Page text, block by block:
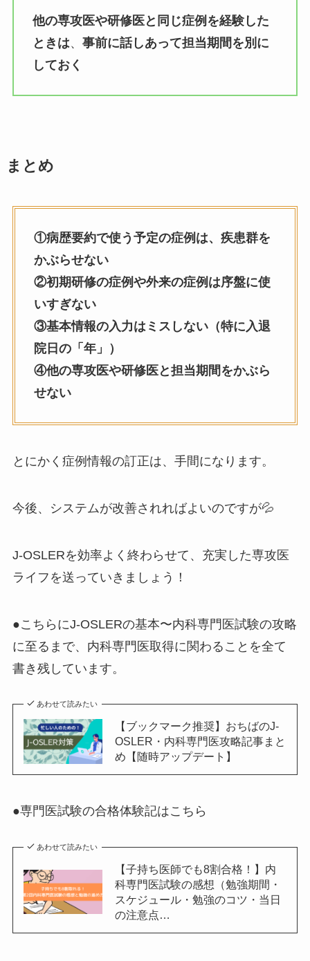
他の専攻医や研修医と同じ症例を経験した
ときは、 事前に話しあって担当期間を別に
しておく
まとめ
①病歴要約で使う予定の症例は、疾患群を
かぶらせない
②初期研修の症例や外来の症例は序盤に使
いすぎない
③基本情報の入力はミスしない（特に入退
院日の「年」）
④他の専攻医や研修医と担当期間をかぶら
せない
とにかく症例情報の訂正は、手間になります。
今後、システムが改善されればよいのですが💦
J-OSLERを効率よく終わらせて、充実した専攻医
ライフを送っていきましょう！
●こちらにJ-OSLERの基本〜内科専門医試験の攻略
に至るまで、内科専門医取得に関わることを全て
書き残しています。
あわせて読みたい
【ブックマーク推奨】おちばのJ-
OSLER・内科専門医攻略記事まと
め【随時アップデート】
●専門医試験の合格体験記はこちら
あわせて読みたい
【子持ち医師でも8割合格！】内
科専門医試験の感想（勉強期間・
スケジュール・勉強のコツ・当日
の注意点…